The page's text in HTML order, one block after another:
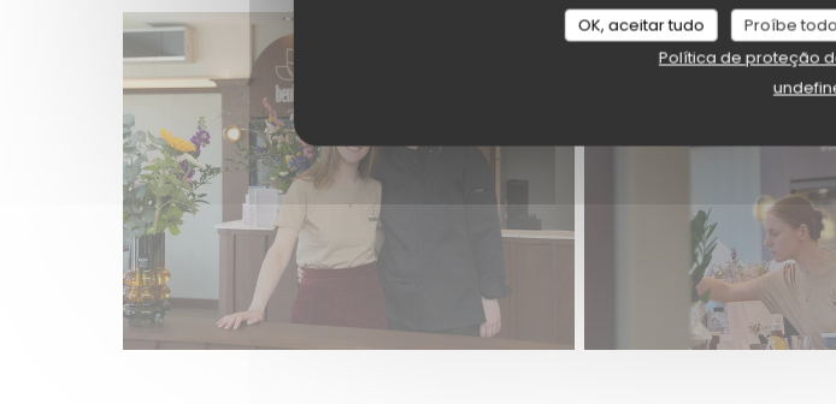
OK, aceitar tudo Proíbe
Política de proteção